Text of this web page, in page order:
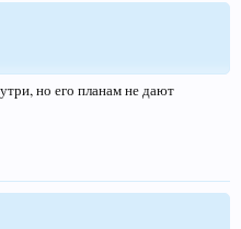
но его планам не дают